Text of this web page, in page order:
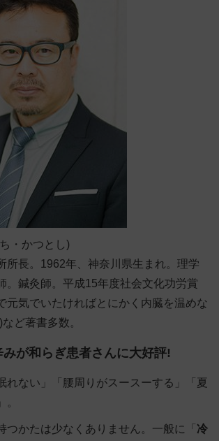
・かつとし)
所長。1962年、神奈川県生まれ。理学
。鍼灸師。平成15年度社会文化功労賞
元気でいたければとにかく内臓を温めな
ど著書多数。
みが和らぎ患者さんに大好評!
れない」「腰周りがスースーする」「夏
つかたは少なくありません。一般に「 冷